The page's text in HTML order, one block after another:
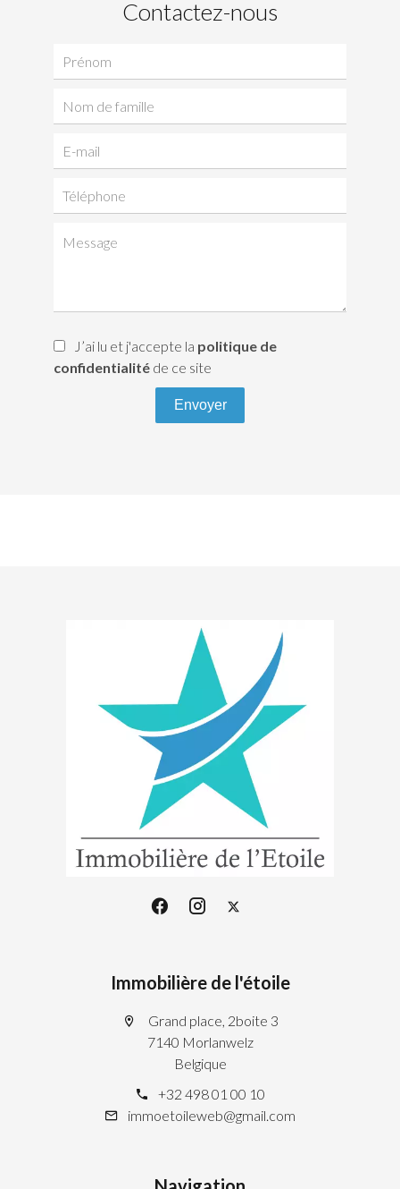
Contactez-nous
J’ai lu et j'accepte la politique de
confidentialité de ce site
Envoyer
Immobilière de l'étoile
Grand place, 2boite 3
7140 Morlanwelz
Belgique
+32 498 01 00 10
immoetoileweb@gmail.com